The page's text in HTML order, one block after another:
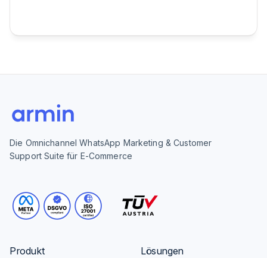
Die Omnichannel WhatsApp Marketing & Customer
Support Suite für E-Commerce
Produkt Lösungen